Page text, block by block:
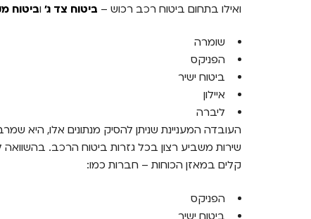
ואילו בתחום ביטוח רכב רכוש – ביטוח צד ג'וביטוח
שומרה
הפניקס
ביטוח ישיר
איילון
ליברה
קלים במאזן הכוחות – חברות כמו:
הפניקס
ביטוח ישיר